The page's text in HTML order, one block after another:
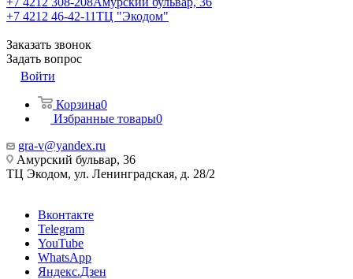
+7 4212 46-42-11ТЦ "Экодом"
Заказать звонок
Задать вопрос
Войти
Корзина0
Избранные товары0
gra-v@yandex.ru
Амурский бульвар, 36
ТЦ Экодом, ул. Ленинградская, д. 28/2
Вконтакте
Telegram
YouTube
WhatsApp
Яндекс.Дзен